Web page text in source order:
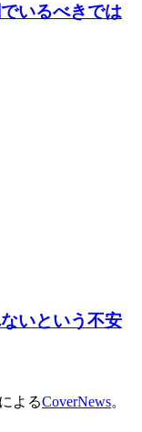
いるべきでは
いという不安
よるCoverNews。